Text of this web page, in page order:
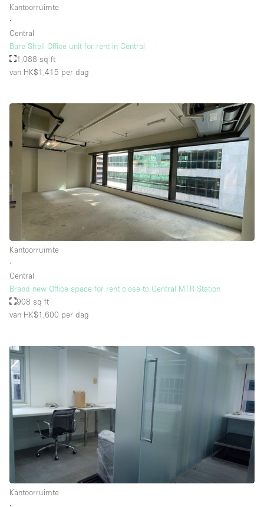
Smoking Area
Straatniveau
Terrace
Toiletten
Toonbanken
Tuin
Verwarming
Voorraadkamer
Water Access
Whitebox / Minimaal
Verdieping/Toegang:
Souterrain
Begane grond straatkant
Terras
Boven
Overig
Kantoorruimte
∙
Central
Bare Shell Office unit for rent in Central
1,088 sq ft
van HK$1,415 per dag
Kantoorruimte
∙
Central
Brand new Office space for rent close to Central MTR Station
908 sq ft
van HK$1,600 per dag
Kantoorruimte
∙